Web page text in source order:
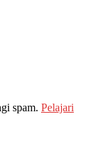
spam. Pelajari